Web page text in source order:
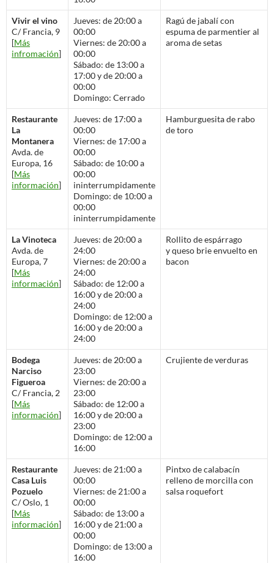
Vivir el vino
C/ Francia, 9
[Más
infromación]
Jueves: de 20:00 a
00:00
Viernes: de 20:00 a
00:00
Sábado: de 13:00 a
17:00 y de 20:00 a
00:00
Domingo: Cerrado
Ragú de jabalí con
espuma de parmentier al
aroma de setas
Restaurante
La
Montanera
Avda. de
Europa, 16
[Más
información]
Jueves: de 17:00 a
00:00
Viernes: de 17:00 a
00:00
Sábado: de 10:00 a
00:00
ininterrumpidamente
Domingo: de 10:00 a
00:00
ininterrumpidamente
Hamburguesita de rabo
de toro
La Vinoteca
Avda. de
Europa, 7
[Más
información]
Jueves: de 20:00 a
24:00
Viernes: de 20:00 a
24:00
Sábado: de 12:00 a
16:00 y de 20:00 a
24:00
Domingo: de 12:00 a
16:00 y de 20:00 a
24:00
Rollito de espárrago
y queso brie envuelto en
bacon
Bodega
Narciso
Figueroa
C/ Francia, 2
[Más
información]
Jueves: de 20:00 a
23:00
Viernes: de 20:00 a
23:00
Sábado: de 12:00 a
16:00 y de 20:00 a
23:00
Domingo: de 12:00 a
16:00
Crujiente de verduras
Restaurante
Casa Luis
Pozuelo
C/ Oslo, 1
[Más
información]
Jueves: de 21:00 a
00:00
Viernes: de 21:00 a
00:00
Sábado: de 13:00 a
16:00 y de 21:00 a
00:00
Domingo: de 13:00 a
16:00
Pintxo de calabacín
relleno de morcilla con
salsa roquefort